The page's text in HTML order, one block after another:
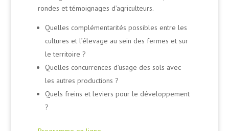
rondes et témoignages d’agriculteurs.
Quelles complémentarités possibles entre les
cultures et l’élevage au sein des fermes et sur
le territoire ?
Quelles concurrences d’usage des sols avec
les autres productions ?
Quels freins et leviers pour le développement
?